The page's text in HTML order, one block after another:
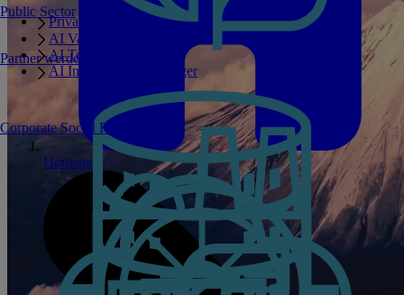
Private GPT
AI Validated Designs
AI Test Drive
AI Infrastructure Manager
Public Sector
Partner werden
Corporate Social Responsibility
Homepage